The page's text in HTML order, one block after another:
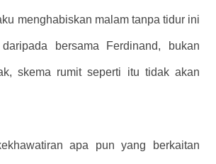
menghabiskan malam tanpa tidur ini
bersama Ferdinand, bukan
skema rumit seperti itu tidak akan
apa pun yang berkaitan